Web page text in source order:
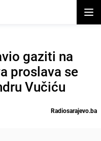
gaziti na
proslava se
Vučiću
Radiosarajevo.ba